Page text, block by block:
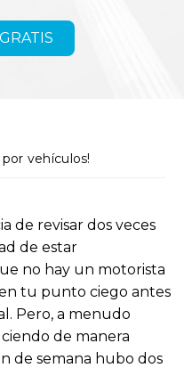
vehículos!
de revisar dos veces
de estar
no hay un motorista
tu punto ciego antes
Pero, a menudo
de manera
de semana hubo dos